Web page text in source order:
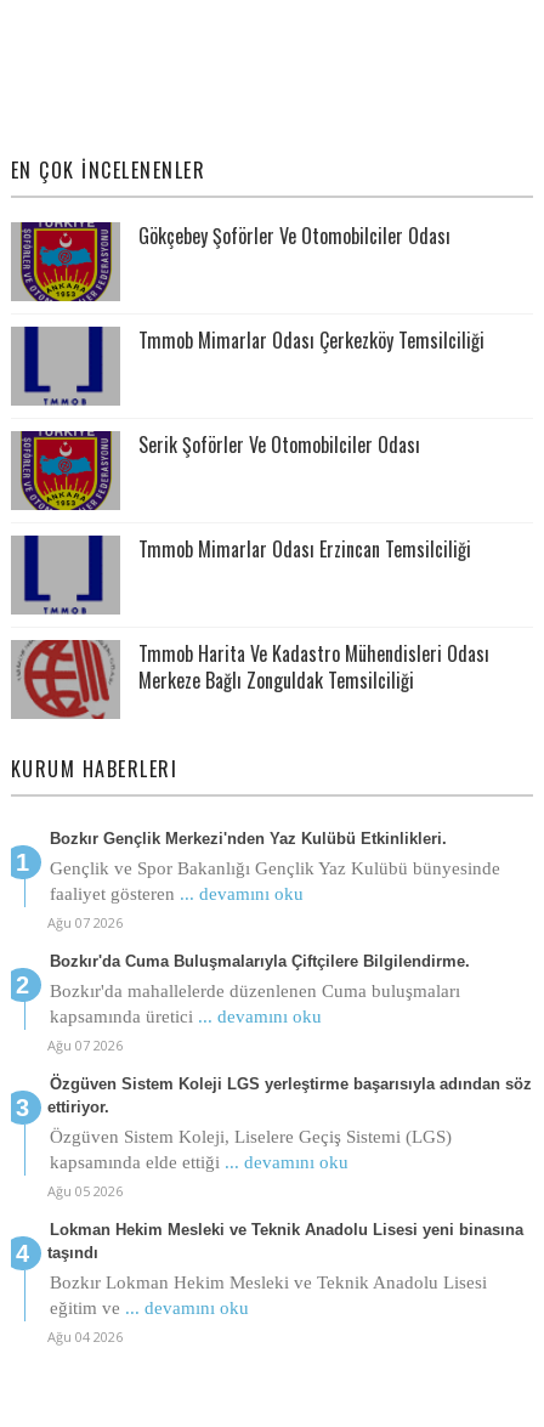
EN ÇOK İNCELENENLER
Gökçebey Şoförler Ve Otomobilciler Odası
Tmmob Mimarlar Odası Çerkezköy Temsilciliği
Serik Şoförler Ve Otomobilciler Odası
Tmmob Mimarlar Odası Erzincan Temsilciliği
Tmmob Harita Ve Kadastro Mühendisleri Odası
Merkeze Bağlı Zonguldak Temsilciliği
KURUM HABERLERI
Bozkır Gençlik Merkezi'nden Yaz Kulübü Etkinlikleri.
Gençlik ve Spor Bakanlığı Gençlik Yaz Kulübü bünyesinde
faaliyet gösteren ... devamını oku
Ağu 07 2026
Bozkır'da Cuma Buluşmalarıyla Çiftçilere Bilgilendirme.
Bozkır'da mahallelerde düzenlenen Cuma buluşmaları
kapsamında üretici ... devamını oku
Ağu 07 2026
Özgüven Sistem Koleji LGS yerleştirme başarısıyla adından söz
ettiriyor.
Özgüven Sistem Koleji, Liselere Geçiş Sistemi (LGS)
kapsamında elde ettiği ... devamını oku
Ağu 05 2026
Lokman Hekim Mesleki ve Teknik Anadolu Lisesi yeni binasına
taşındı
Bozkır Lokman Hekim Mesleki ve Teknik Anadolu Lisesi
eğitim ve ... devamını oku
Ağu 04 2026